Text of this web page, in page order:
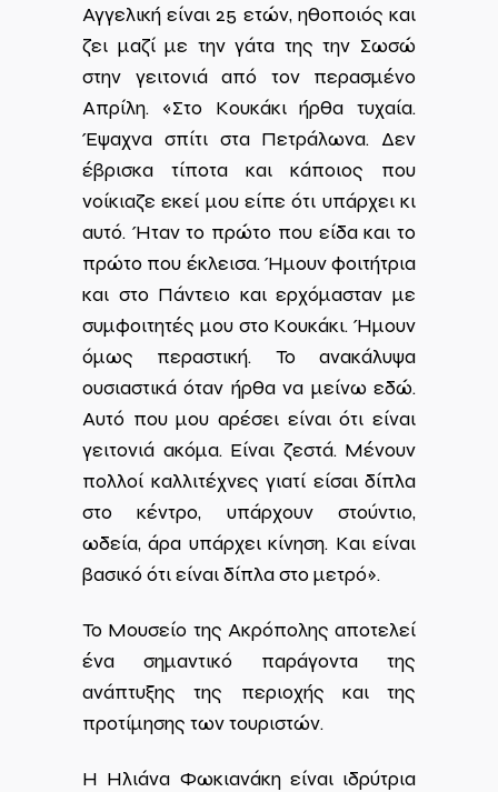
Αγγελική είναι 25 ετών, ηθοποιός και
ζει μαζί με την γάτα της την Σωσώ
στην γειτονιά από τον περασμένο
Απρίλη. «Στο Κουκάκι ήρθα τυχαία.
Έψαχνα σπίτι στα Πετράλωνα. Δεν
έβρισκα τίποτα και κάποιος που
νοίκιαζε εκεί μου είπε ότι υπάρχει κι
αυτό. Ήταν το πρώτο που είδα και το
πρώτο που έκλεισα. Ήμουν φοιτήτρια
και στο Πάντειο και ερχόμασταν με
συμφοιτητές μου στο Κουκάκι. Ήμουν
όμως περαστική. Το ανακάλυψα
ουσιαστικά όταν ήρθα να μείνω εδώ.
Αυτό που μου αρέσει είναι ότι είναι
γειτονιά ακόμα. Είναι ζεστά. Μένουν
πολλοί καλλιτέχνες γιατί είσαι δίπλα
στο κέντρο, υπάρχουν στούντιο,
ωδεία, άρα υπάρχει κίνηση. Και είναι
βασικό ότι είναι δίπλα στο μετρό».
Το Μουσείο της Ακρόπολης αποτελεί
ένα σημαντικό παράγοντα της
ανάπτυξης της περιοχής και της
προτίμησης των τουριστών.
Η Ηλιάνα Φωκιανάκη είναι ιδρύτρια